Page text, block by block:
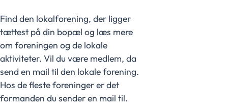
Find den lokalforening, der ligger
tættest på din bopæl og læs mere
om foreningen og de lokale
aktiviteter. Vil du være medlem, da
send en mail til den lokale forening.
Hos de fleste foreninger er det
formanden du sender en mail til.